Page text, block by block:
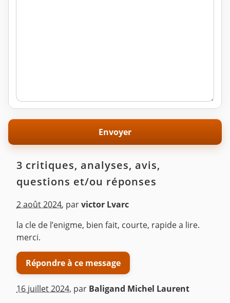
3 critiques, analyses, avis,
questions et/ou réponses
2 août 2024, parvictor Lvarc
la cle de l’enigme, bien fait, courte, rapide a lire.
merci.
Répondre à ce message
16 juillet 2024, par Baligand Michel Laurent